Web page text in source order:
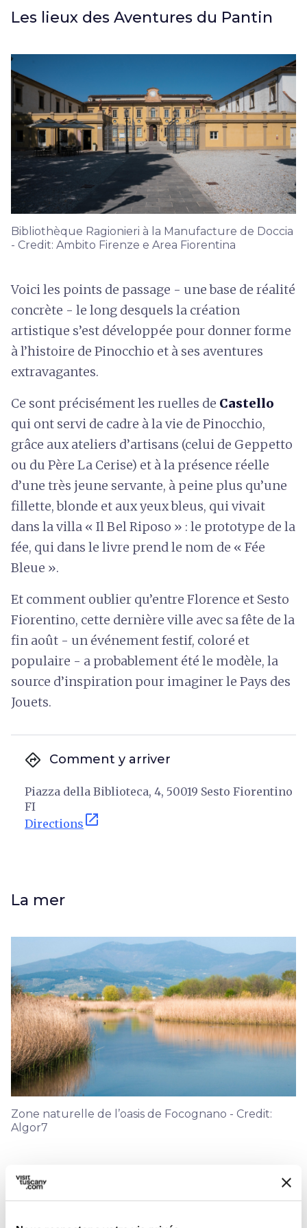
Les lieux des Aventures du Pantin
Bibliothèque Ragionieri à la Manufacture de Doccia
- Credit: Ambito Firenze e Area Fiorentina
Voici les points de passage - une base de réalité
concrète - le long desquels la création
artistique s’est développée pour donner forme
à l’histoire de Pinocchio et à ses aventures
extravagantes.
Ce sont précisément les ruelles de Castello
qui ont servi de cadre à la vie de Pinocchio,
grâce aux ateliers d’artisans (celui de Geppetto
ou du Père La Cerise) et à la présence réelle
d’une très jeune servante, à peine plus qu’une
fillette, blonde et aux yeux bleus, qui vivait
dans la villa « Il Bel Riposo » : le prototype de la
fée, qui dans le livre prend le nom de « Fée
Bleue ».
Et comment oublier qu’entre Florence et Sesto
Fiorentino, cette dernière ville avec sa fête de la
fin août - un événement festif, coloré et
populaire - a probablement été le modèle, la
source d’inspiration pour imaginer le Pays des
Jouets.
directions Comment y arriver
Piazza della Biblioteca, 4, 50019 Sesto Fiorentino
FI
Directions open_in_new
La mer
Zone naturelle de l’oasis de Focognano - Credit:
Algor7
Dans une genèse des lieux de Pinocchio,
imaginée par Carlo Lorenzini, la partie la plus